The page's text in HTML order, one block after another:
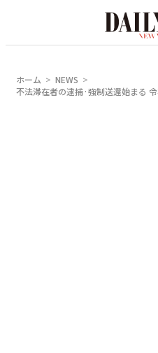
ホーム
NEWS
不法滞在者の逮捕·強制送還始まる